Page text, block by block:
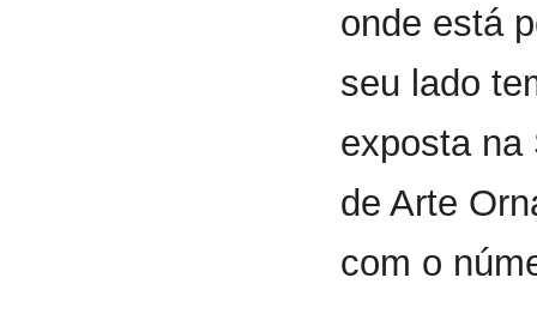
onde está
seu lado
exposta na
de Arte
com o